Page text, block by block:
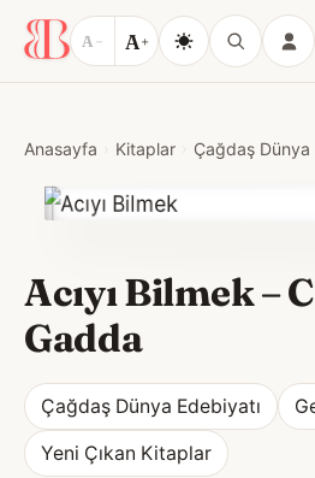
A − A+
Anasayfa Kitaplar Çağdaş Dünya
Acıyı Bilmek–
Gadda
Çağdaş Dünya Edebiyatı
Yeni Çıkan Kitaplar